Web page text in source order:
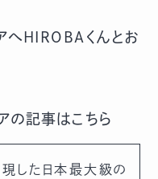
へHIROBAくんとお
の記事はこちら
した日本最大級の